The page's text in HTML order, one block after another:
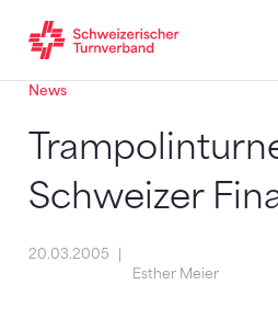
Zum Inhalt springen
Zur Sitemap navigieren
Zum Navigieren dieser Seite
News
Schweizer
20.03.2005
Esther Meier